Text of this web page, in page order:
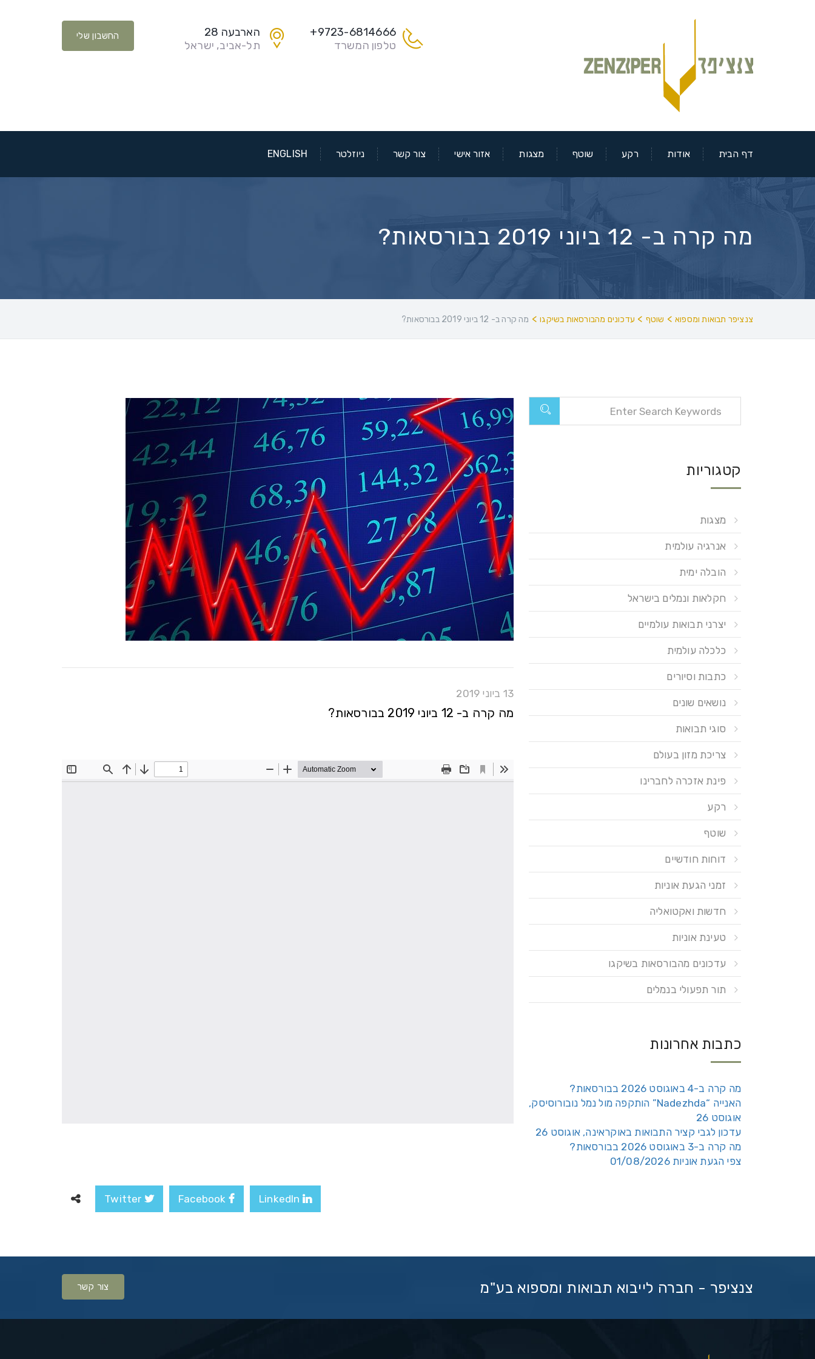
החשבון שלי
9723-6814666+
טלפון המשרד
הארבעה 28
תל-אביב, ישראל
דף הבית אודות רקע שוטף מצגות אזור אישי צור קשר ניוזלטר ENGLISH
מה קרה ב- 12 ביוני 2019 בבורסאות?
צנציפר תבואות ומספוא > שוטף > עדכונים מהבורסאות בשיקגו> מה קרה ב- 12 ביוני 2019 בבורסאות?
13 ביוני 2019
מה קרה ב- 12 ביוני 2019 בבורסאות?
קטגוריות
מצגות
אנרגיה עולמית
הובלה ימית
חקלאות ונמלים בישראל
יצרני תבואות עולמיים
כלכלה עולמית
כתבות וסיורים
נושאים שונים
סוגי תבואות
צריכת מזון בעולם
פינת אזכרה לחברינו
רקע
שוטף
דוחות חודשיים
זמני הגעת אוניות
חדשות ואקטואליה
טעינת אוניות
עדכונים מהבורסאות בשיקגו
תור תפעולי בנמלים
כתבות אחרונות
מה קרה ב-4 באוגוסט 2026 בבורסאות?
האנייה “Nadezhda” הותקפה מול נמל נובורוסיסק,
אוגוסט 26
עדכון לגבי קציר התבואות באוקראינה, אוגוסט 26
מה קרה ב-3 באוגוסט 2026 בבורסאות?
צפי הגעת אוניות 01/08/2026
צנציפר - חברה לייבוא תבואות ומספוא בע"מ צור קשר